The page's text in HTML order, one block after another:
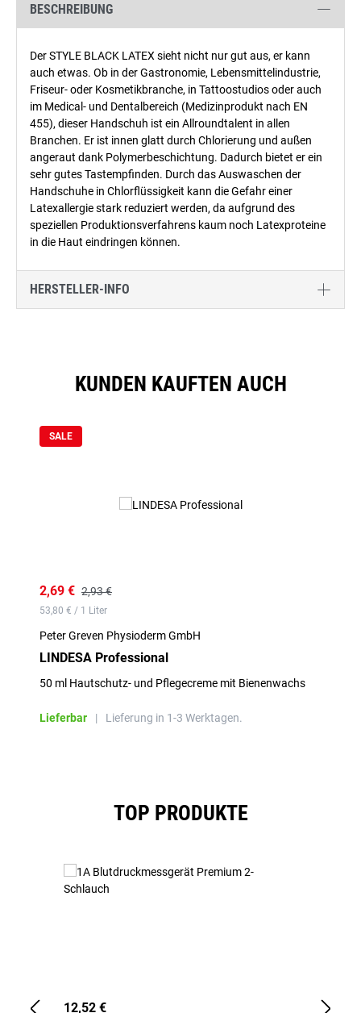
BESCHREIBUNG
Der STYLE BLACK LATEX sieht nicht nur gut aus, er kann
auch etwas. Ob in der Gastronomie, Lebensmittelindustrie,
Friseur- oder Kosmetikbranche, in Tattoostudios oder auch
im Medical- und Dentalbereich (Medizinprodukt nach EN
455), dieser Handschuh ist ein Allroundtalent in allen
Branchen. Er ist innen glatt durch Chlorierung und außen
angeraut dank Polymerbeschichtung. Dadurch bietet er ein
sehr gutes Tastempfinden. Durch das Auswaschen der
Handschuhe in Chlorflüssigkeit kann die Gefahr einer
Latexallergie stark reduziert werden, da aufgrund des
speziellen Produktionsverfahrens kaum noch Latexproteine
in die Haut eindringen können.
HERSTELLER-INFO
KUNDEN KAUFTEN AUCH
SALE
2,69 € 2,93 €
53,80 € / 1 Liter
Peter Greven Physioderm GmbH
LINDESA Professional
50 ml Hautschutz- und Pflegecreme mit Bienenwachs
Lieferbar | Lieferung in 1-3 Werktagen.
TOP PRODUKTE
12,52 €